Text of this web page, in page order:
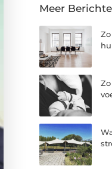
Meer